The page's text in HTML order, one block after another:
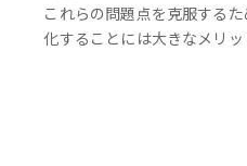
これらの問題点を克服する
化することには大きなメリッ